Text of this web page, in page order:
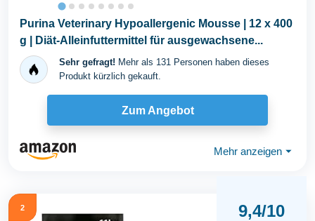
Purina Veterinary Hypoallergenic Mousse | 12 x 400
g | Diät-Alleinfuttermittel für ausgewachsene...
Sehr gefragt! Mehr als 131 Personen haben dieses
Produkt kürzlich gekauft.
Zum Angebot
Mehr anzeigen ⏷
2 9,4/10